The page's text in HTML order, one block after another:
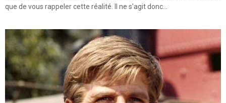
que de vous rappeler cette réalité. Il ne s'agit donc...